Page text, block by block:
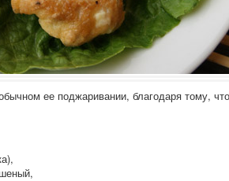
ее поджаривании, благодаря тому,